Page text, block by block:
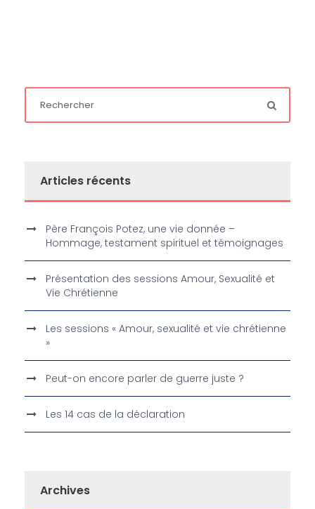
Articles récents
Père François Potez, une vie donnée –
Hommage, testament spirituel et témoignages
Présentation des sessions Amour, Sexualité et
Vie Chrétienne
Les sessions « Amour, sexualité et vie chrétienne
»
Peut-on encore parler de guerre juste ?
Les 14 cas de la déclaration
Archives